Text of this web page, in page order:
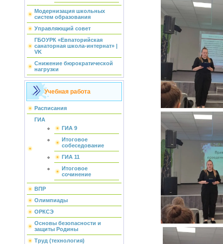
Модернизация школьных
систем образования
Управляющий совет
ГБОУРК «Евпаторийская
санаторная школа-интернат» |
VK
Снижение бюрократической
нагрузки
Учебная работа
Расписания
ГИА
ГИА 9
Итоговое
собеседование
ГИА 11
Итоговое
сочинение
ВПР
Олимпиады
ОРКСЭ
Основы безопасности и
защиты Родины
Труд (технология)